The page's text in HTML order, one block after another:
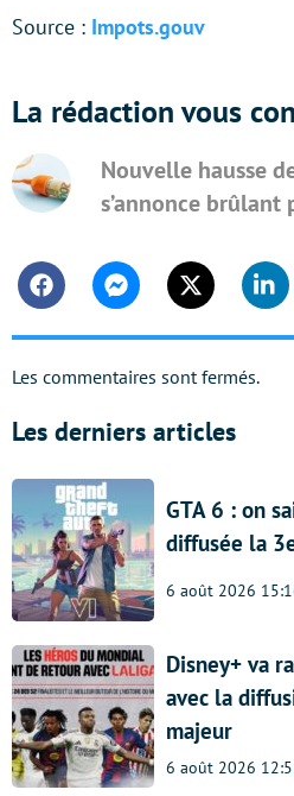
Source : Impots.gouv
La rédaction vous
Nouvelle hausse
s’annonce brûlant
FacebookMessengerTwitter
Les commentaires sont fermés.
Les derniers articles
GTA 6 : on
diffusée la
6 août 2026
Disney+ va
avec la
majeur
6 août 2026